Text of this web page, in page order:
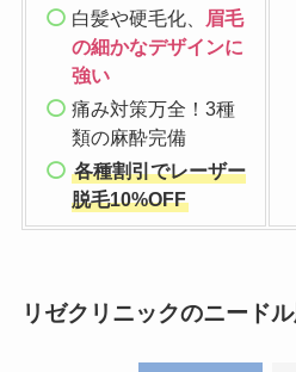
白髪や硬毛化、
眉毛
の細かなデザインに
強い
痛み対策万全！3種
類の麻酔完備
各種割引でレーザー
脱毛10%OFF
リゼクリニックのニード